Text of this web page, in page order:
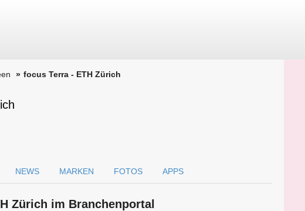
focus Terra - ETH Zürich
NEWS MARKEN FOTOS APPS
Zürich im Branchen­portal